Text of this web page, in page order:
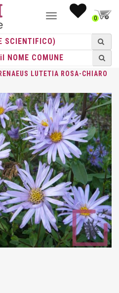
NAVIGAZIONE0
PERENNI/ ASTER / ASTER
LUTETIA ROSA-CHIARO